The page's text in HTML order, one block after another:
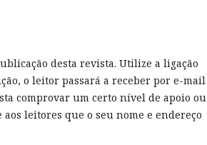
desta revista. Utilize a ligação
o leitor passará a receber por e-mail
comprovar um certo nível de apoio ou
leitores que o seu nome e endereço